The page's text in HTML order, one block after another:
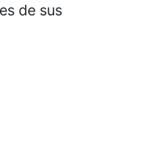
de sus